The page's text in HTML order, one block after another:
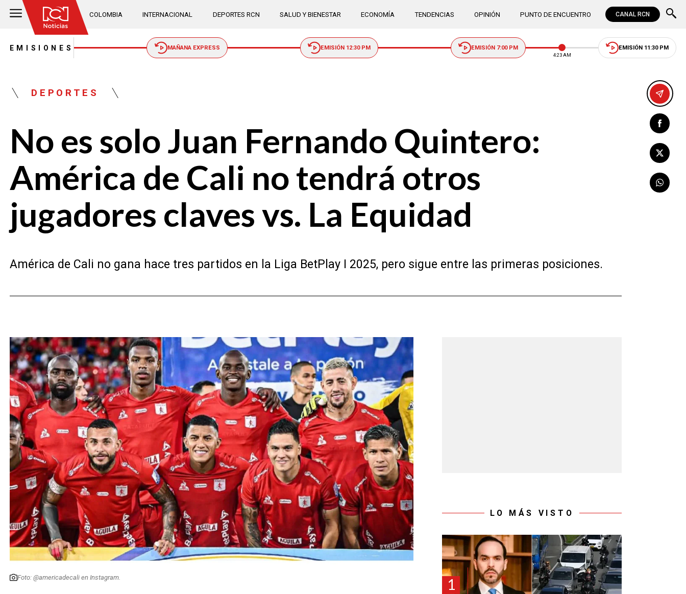
COLOMBIA INTERNACIONAL DEPORTES RCN SALUD Y BIENESTAR ECONOMÍA TENDENCIAS OPINIÓN PUNTO DE ENCUENTRO CANAL RCN
EMISIONES MAÑANA EXPRESS EMISIÓN 12:30 PM EMISIÓN 7:00 PM
4:23 AM
EMISIÓN 11:30 PM
DEPORTES
No es solo Juan Fernando Quintero:
América de Cali no tendrá otros
jugadores claves vs. La Equidad
América de Cali no gana hace tres partidos en la Liga BetPlay I 2025, pero sigue entre las primeras posiciones.
Foto: @americadecali en Instagram.
LO MÁS VISTO
1